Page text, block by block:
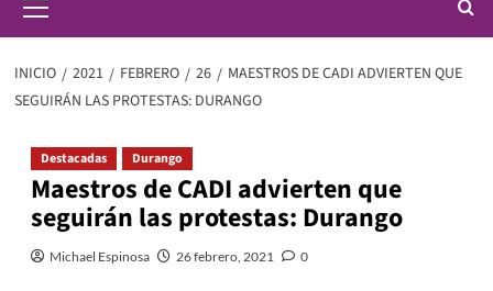
principal
INICIO 2021 FEBRERO 26
MAESTROS DE CADI ADVIERTEN QUE
SEGUIRÁN LAS PROTESTAS: DURANGO
Destacadas Durango
Maestros de CADI advierten que
seguirán las protestas: Durango
Michael Espinosa 26 febrero, 2021 0